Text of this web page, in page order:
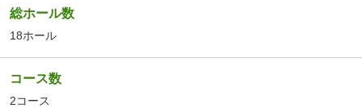
総ホール数
18ホール
コース数
2コース